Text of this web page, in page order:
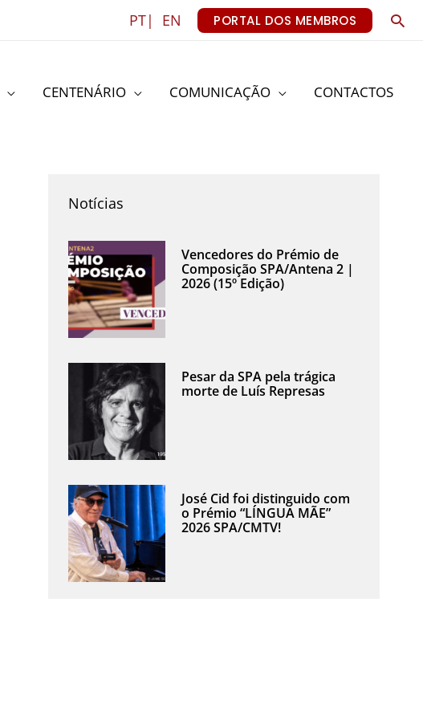
PT| EN PORTAL DOS MEMBROS
CENTENÁRIO COMUNICAÇÃO CONTACTOS
Notícias
Vencedores do Prémio de
Composição SPA/Antena 2 |
2026 (15º Edição)
Pesar da SPA pela trágica
morte de Luís Represas
José Cid foi distinguido com
o Prémio “LÍNGUA MÃE”
2026 SPA/CMTV!